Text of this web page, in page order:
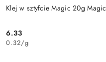
Klej w sztyfcie Magic 20g Magic
Cena:
6.33
0.32/g